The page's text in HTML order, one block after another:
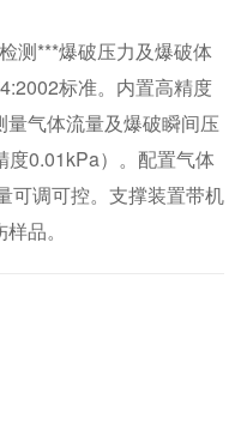
测***爆破压力及爆破体
标准。内置高精度
气体流量及爆破瞬间压
度0.01kPa）。配置气体
可调可控。支撑装置带机
品。